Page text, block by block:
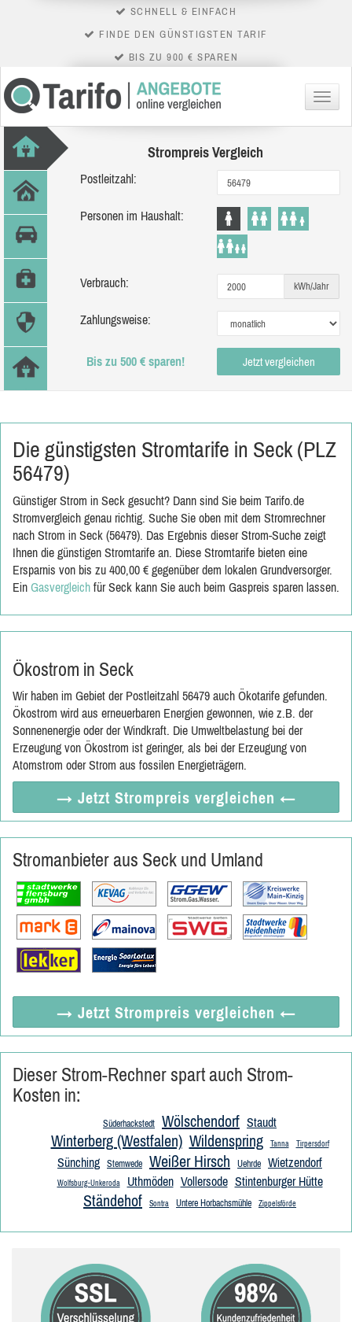
SCHNELL & EINFACH
FINDE DEN GÜNSTIGSTEN TARIF
BIS ZU 900 € SPAREN
Menü
Strompreis Vergleich
Postleitzahl:
Personen im Haushalt:
Verbrauch: kWh/Jahr
Zahlungsweise:
Bis zu 500 € sparen! Jetzt vergleichen
Die günstigsten Stromtarife in Seck (PLZ
56479)
Günstiger Strom in Seck gesucht? Dann sind Sie beim Tarifo.de
Stromvergleich genau richtig. Suche Sie oben mit dem Stromrechner
nach Strom in Seck (56479). Das Ergebnis dieser Strom-Suche zeigt
Ihnen die günstigen Stromtarife an. Diese Stromtarife bieten eine
Ersparnis von bis zu 400,00 € gegenüber dem lokalen Grundversorger.
Ein Gasvergleich für Seck kann Sie auch beim Gaspreis sparen lassen.
Ökostrom in Seck
Wir haben im Gebiet der Postleitzahl 56479 auch Ökotarife gefunden.
Ökostrom wird aus erneuerbaren Energien gewonnen, wie z.B. der
Sonnenenergie oder der Windkraft. Die Umweltbelastung bei der
Erzeugung von Ökostrom ist geringer, als bei der Erzeugung von
Atomstrom oder Strom aus fossilen Energieträgern.
→ Jetzt Strompreis vergleichen ←
Stromanbieter aus Seck und Umland
→ Jetzt Strompreis vergleichen ←
Dieser Strom-Rechner spart auch Strom-
Kosten in:
Süderhackstedt Wölschendorf Staudt
Winterberg (Westfalen) Wildenspring Tanna Tirpersdorf
Sünching Stemwede Weißer Hirsch Uehrde Wietzendorf
Wolfsburg-Unkeroda Uthmöden Vollersode Stintenburger Hütte
Ständehof Sontra Untere Horbachsmühle Zippelsförde